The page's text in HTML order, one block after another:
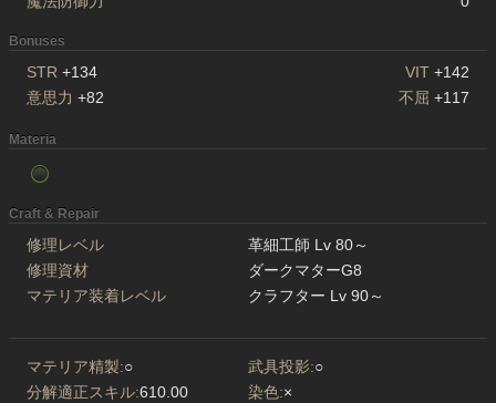
Bonuses
STR +134 VIT +142
意思力 +82 不屈 +117
Materia
Craft & Repair
修理レベル
革細工師 Lv 80～
修理資材
ダークマターG8
マテリア装着レベル
クラフター Lv 90～
マテリア精製:○ 武具投影:○
分解適正スキル:610.00 染色:×